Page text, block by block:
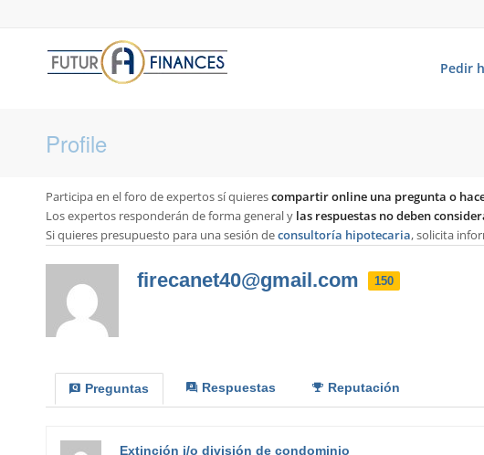
Pedir
Profile
Participa en el foro de expertos sí quierescompartir online una pregunta o
Los expertos responderán de forma general y las respuestas no deben
Si quieres presupuesto para una sesión deconsultoría hipotecaria, solicita
firecanet40@gmail.com 150
Preguntas Respuestas Reputación
Extinción i/o división de condominio